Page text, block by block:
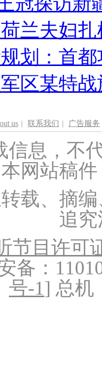
荷兰夫妇
划：首
区某特
us | 联系我们 | 广告服务
信息，不
本网站稿
载、摘
追
节目许可
备：
号-1] 总机